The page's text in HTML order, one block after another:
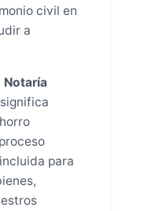
civil en
a
Notaría
significa
para